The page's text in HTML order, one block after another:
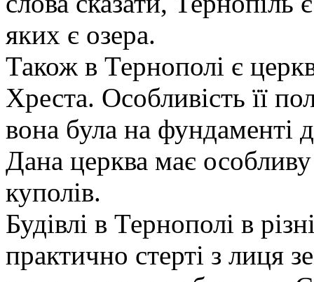
яких є озера.
Також в Тернополі є
Хреста. Особливість її
вона була на фундаменті
Дана церква має
куполів.
Будівлі в Тернополі в
практично стерті з лиця